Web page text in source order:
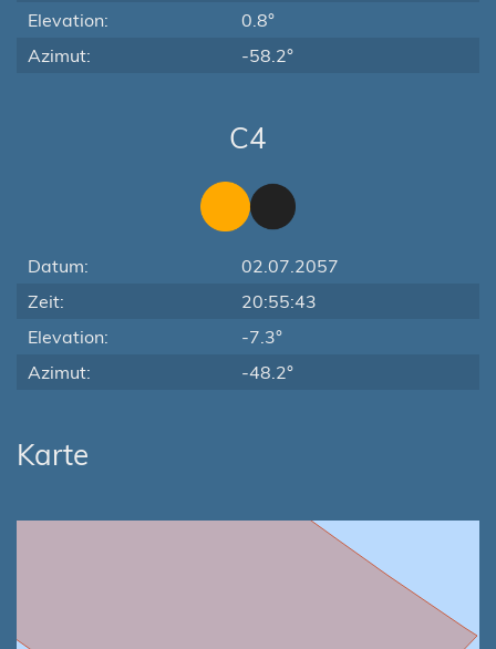
Elevation:
0.8°
Azimut:
-58.2°
C4
Datum:
02.07.2057
Zeit:
20:55:43
Elevation:
-7.3°
Azimut:
-48.2°
Karte